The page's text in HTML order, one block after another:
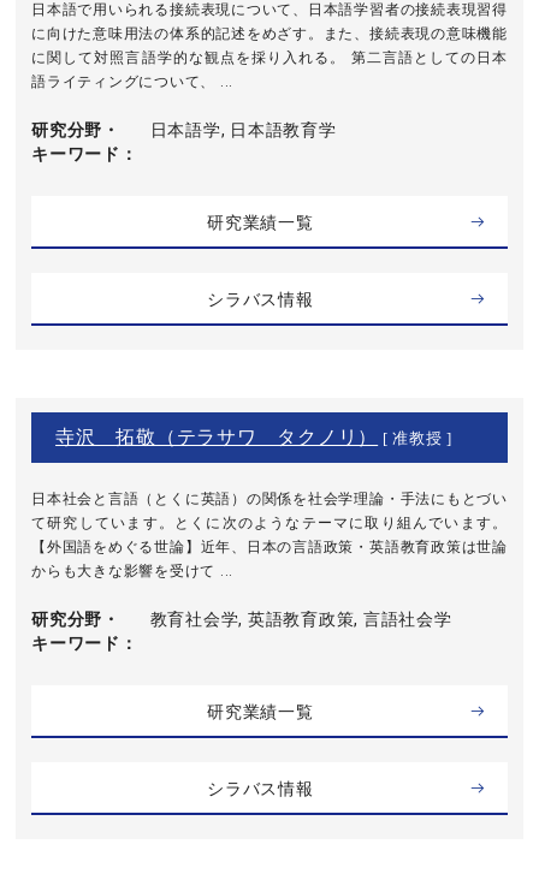
日本語で用いられる接続表現について、日本語学習者の接続表現習得
に向けた意味用法の体系的記述をめざす。また、接続表現の意味機能
に関して対照言語学的な観点を採り入れる。 第二言語としての日本
語ライティングについて、 ...
研究分野・
キーワード
日本語学, 日本語教育学
研究業績一覧
シラバス情報
寺沢 拓敬（テラサワ タクノリ） [ 准教授 ]
日本社会と言語（とくに英語）の関係を社会学理論・手法にもとづい
て研究しています。とくに次のようなテーマに取り組んでいます。
【外国語をめぐる世論】近年、日本の言語政策・英語教育政策は世論
からも大きな影響を受けて ...
研究分野・
キーワード
教育社会学, 英語教育政策, 言語社会学
研究業績一覧
シラバス情報